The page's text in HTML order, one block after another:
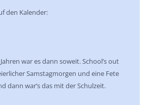
den Kalender:
war es dann soweit. School’s out
Samstagmorgen und eine Fete
dann war’s das mit der Schulzeit.